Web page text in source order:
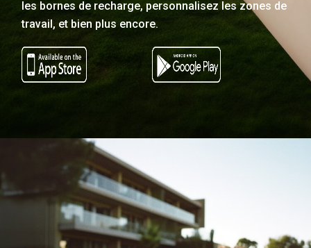
les bornes de recharge, personnalisez les zones de
travail, et bien plus encore.